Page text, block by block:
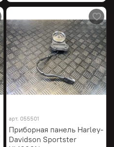
арт. 055501
Приборная панель Harley-
Davidson Sportster